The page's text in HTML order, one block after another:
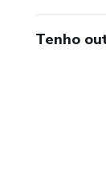
Tenho